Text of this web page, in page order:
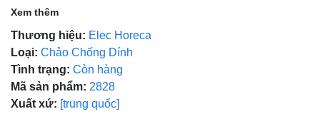
Xem thêm
Thương hiệu: Elec Horeca
Loại: Chảo Chống Dính
Tình trạng: Còn hàng
Mã sản phẩm: 2828
Xuất xứ: [trung quốc]